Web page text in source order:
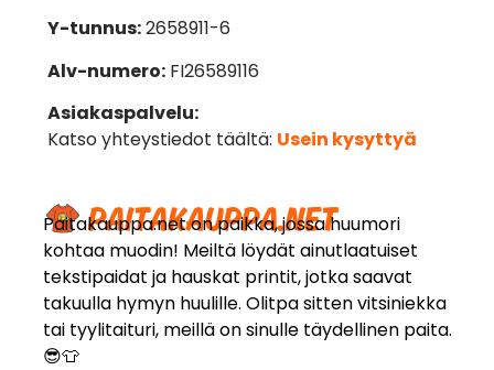
Paitakauppa.net on paikka, jossa huumori
kohtaa muodin! Meiltä löydät ainutlaatuiset
tekstipaidat ja hauskat printit, jotka saavat
takuulla hymyn huulille. Olitpa sitten vitsiniekka
tai tyylitaituri, meillä on sinulle täydellinen paita.
😎👕
Y-tunnus:2658911-6
Alv-numero:FI26589116
Asiakaspalvelu:
Katso yhteystiedot täältä: Usein kysyttyä